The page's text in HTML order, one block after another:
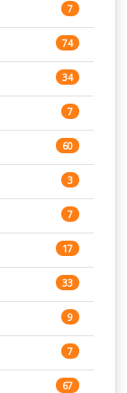
2
153
345
15
16
15
15
14
14
14
15
7
74
34
7
60
3
7
17
33
9
7
67